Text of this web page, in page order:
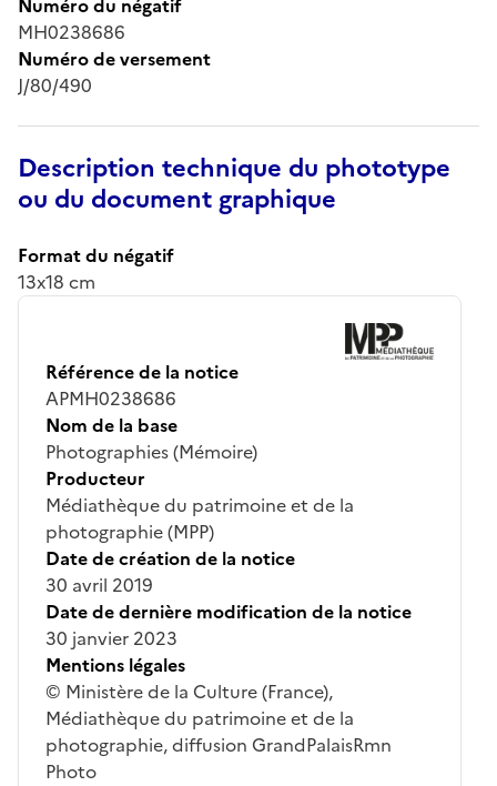
MH0238686
Numéro de versement
J/80/490
Description technique du phototype
ou du document graphique
Format du négatif
13x18 cm
Référence de la notice
APMH0238686
Nom de la base
Photographies (Mémoire)
Producteur
Médiathèque du patrimoine et de la
photographie (MPP)
Date de création de la notice
30 avril 2019
Date de dernière modification de la notice
30 janvier 2023
Mentions légales
© Ministère de la Culture (France),
Médiathèque du patrimoine et de la
photographie, diffusion GrandPalaisRmn
Photo